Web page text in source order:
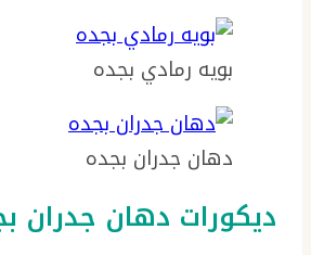
بويه رمادي بجده
دهان جدران بجده
ديكورات دهان جدران